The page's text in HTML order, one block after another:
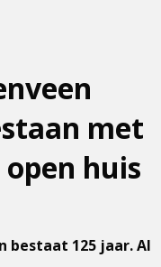
met
huis
bestaat 125 jaar. Al